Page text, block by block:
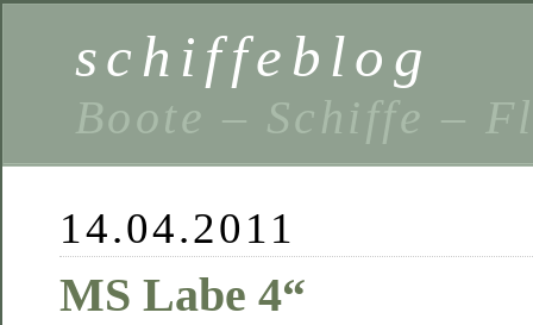
schiffeblog
Boote – Schiffe –
14.04.2011
MS Labe 4“